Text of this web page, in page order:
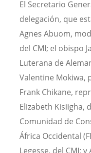
El Secretario
delegación, que
Agnes Abuom,
del CMI; el obispo
Luterana de
Valentine Mokiwa,
Frank Chikane,
Elizabeth Kisiigha,
Comunidad de
África Occidental
Legesse, del CMI; y